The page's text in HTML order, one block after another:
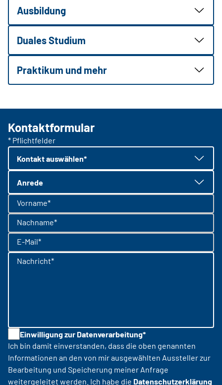
Ausbildung
Duales Studium
Praktikum und mehr
Kontaktformular
* Pflichtfelder
Kontakt auswählen*
Anrede
Vorname*
Nachname*
E-Mail*
Nachricht*
Einwilligung zur Datenverarbeitung*
Ich bin damit einverstanden, dass die oben genannten
Informationen an den von mir ausgewählten Aussteller zur
Bearbeitung und Speicherung meiner Anfrage
weitergeleitet werden. Ich habe die Datenschutzerklärung